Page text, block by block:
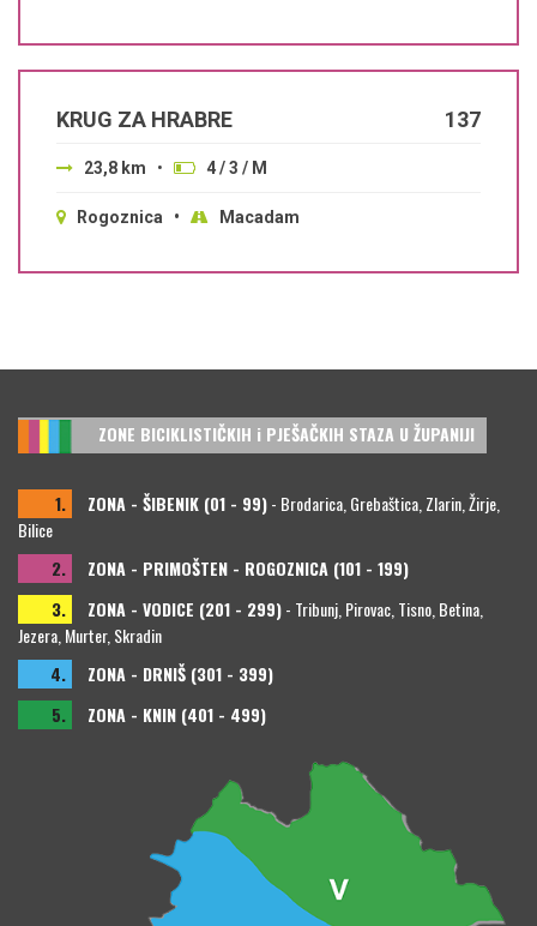
137
KRUG ZA HRABRE
23,8 km • 4 / 3 / M
Rogoznica • Macadam
ZONE BICIKLISTIČKIH i PJEŠAČKIH STAZA U ŽUPANIJI
1. ZONA - ŠIBENIK (01 - 99)- Brodarica, Grebaštica, Zlarin, Žirje,
Bilice
2.
ZONA - PRIMOŠTEN - ROGOZNICA (101 - 199)
3.
ZONA - VODICE (201 - 299)- Tribunj, Pirovac, Tisno, Betina,
Jezera, Murter, Skradin
4.
ZONA - DRNIŠ (301 - 399)
5.
ZONA - KNIN (401 - 499)